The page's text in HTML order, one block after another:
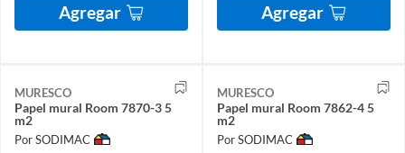
Agregar Agregar
MURESCO
Papel mural Room 7870-3 5
m2
Por SODIMAC
MURESCO
Papel mural Room 7862-4 5
m2
Por SODIMAC